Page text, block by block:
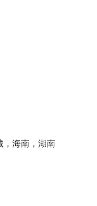
，海南，湖南